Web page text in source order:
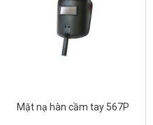
Mặt nạ hàn cầm tay 567P